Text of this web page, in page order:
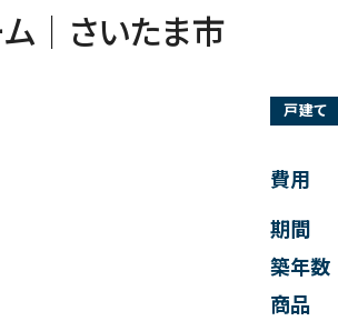
協力会社様専用
｜さいたま市
戸建て
費用
期間
築年数
商品